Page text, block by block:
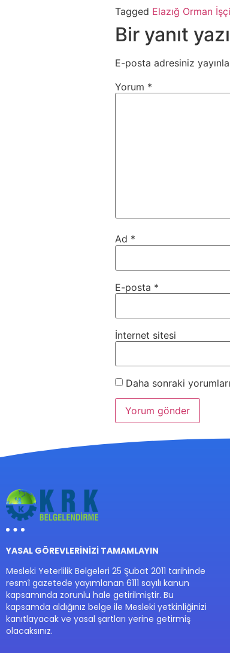
Tagged Elazığ Orman
Bir yanıt
E-posta adresiniz
Yorum *
Ad *
E-posta *
İnternet sitesi
Daha sonraki
YASAL GÖREVLERİNİZİ TAMAMLAYIN
Mesleki Yeterlilik Belgeleri 25 Şubat 2011 tarihinde
resmî gazetede yayımlanan 6111 sayılı kanun
kapsamında zorunlu hale getirilmiştir. Bu
kapsamda aldığınız belge ile Mesleki yetkinliğinizi
kanıtlayacak ve yasal şartları yerine getirmiş
olacaksınız.